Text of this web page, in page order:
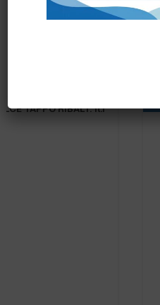
B.FRESH SHAMPOO FELCE